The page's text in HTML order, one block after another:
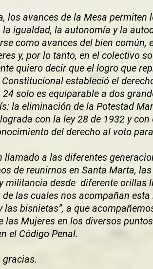
los avances de la Mesa
la igualdad, la autonomía y la
como avances del bien
y, por lo tanto, en el colectivo
quiero decir que el logro que
estableció el
24 solo es equiparable a dos
la eliminación de la Potestad
con la ley 28 de 1932 y
del derecho al voto
llamado a las diferentes
de reunirnos en Santa Marta,
militancia desde diferente orillas
las cuales nos acompañan
las bisnietas”, a que
las Mujeres en los diversos
el Código Penal.